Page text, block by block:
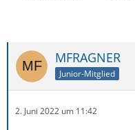
MFRAGNER
Junior-Mitglied
2. Juni 2022 um 11:42